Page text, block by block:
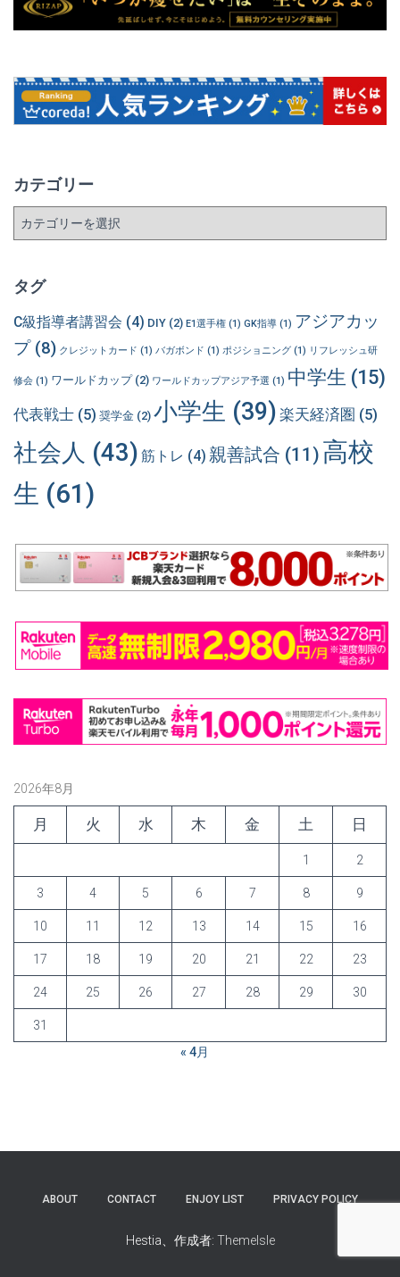
カテゴリー
ー
タグ
C級指導者講習会 (4) DIY (2) E1選手権 (1) GK指導 (1) アジアカッ
プ(8) クレジットカード (1) バガボンド (1) ポジショニング (1) リフレッシュ研
修会 (1) ワールドカップ(2) ワールドカップアジア予選 (1) 中学生 (15)
代表戦士 (5) 奨学金 (2) 小学生 (39) 楽天経済圏 (5)
社会人 (43) 筋トレ (4) 親善試合 (11) 高校
生 (61)
2026年8月
月 火 水 木 金 土 日
1 2
3 4 5 6 7 8 9
10 11 12 13 14 15 16
17 18 19 20 21 22 23
24 25 26 27 28 29 30
31
« 4月
ABOUT CONTACT ENJOY LIST PRIVACY POLICY
Hestia、作成者: ThemeIsle